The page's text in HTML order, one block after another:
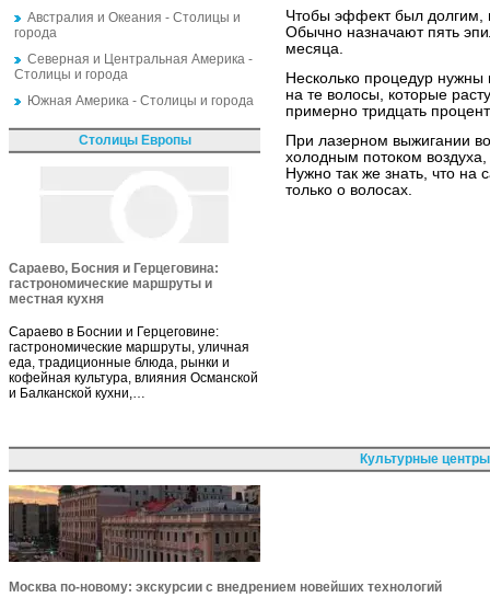
Австралия и Океания - Столицы и
города
Северная и Центральная Америка -
Столицы и города
Южная Америка - Столицы и города
Столицы Европы
Сараево, Босния и Герцеговина:
гастрономические маршруты и
местная кухня
Сараево в Боснии и Герцеговине:
гастрономические маршруты, уличная
еда, традиционные блюда, рынки и
кофейная культура, влияния Османской
и Балканской кухни,…
Чтобы эффект был долгим,
Обычно назначают пять
месяца.
Несколько процедур нужны
на те волосы, которые
примерно тридцать
При лазерном выжигании
холодным потоком воздуха,
Нужно так же знать, что на
только о волосах.
Культурные
Москва по-новому: экскурсии с внедрением новейших технологий